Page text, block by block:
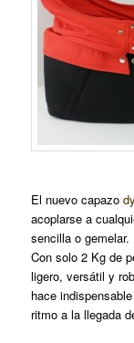
El nuevo capazo
acoplarse a
sencilla o gemelar.
Con solo 2 Kg de
ligero, versátil y
hace
ritmo a la llegada